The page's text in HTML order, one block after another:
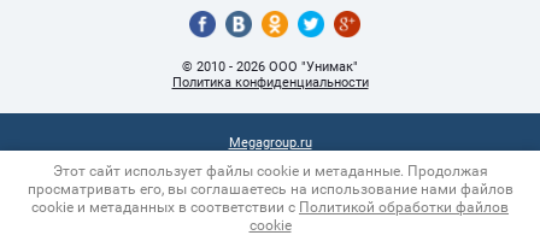
© 2010 - 2026 ООО "Унимак"
Политика конфиденциальности
Megagroup.ru
Этот сайт использует файлы cookie и метаданные. Продолжая
просматривать его, вы соглашаетесь на использование нами файлов
cookie и метаданных в соответствии с Политикой обработки файлов
cookie